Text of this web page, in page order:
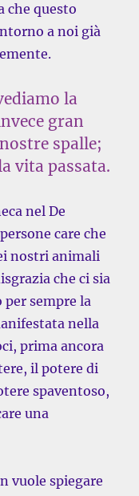
che questo
a noi già
la
gran
spalle;
vita passata.
nel De
care che
nostri animali
che ci sia
per sempre la
nella
prima ancora
il potere di
spaventoso,
una
vuole spiegare